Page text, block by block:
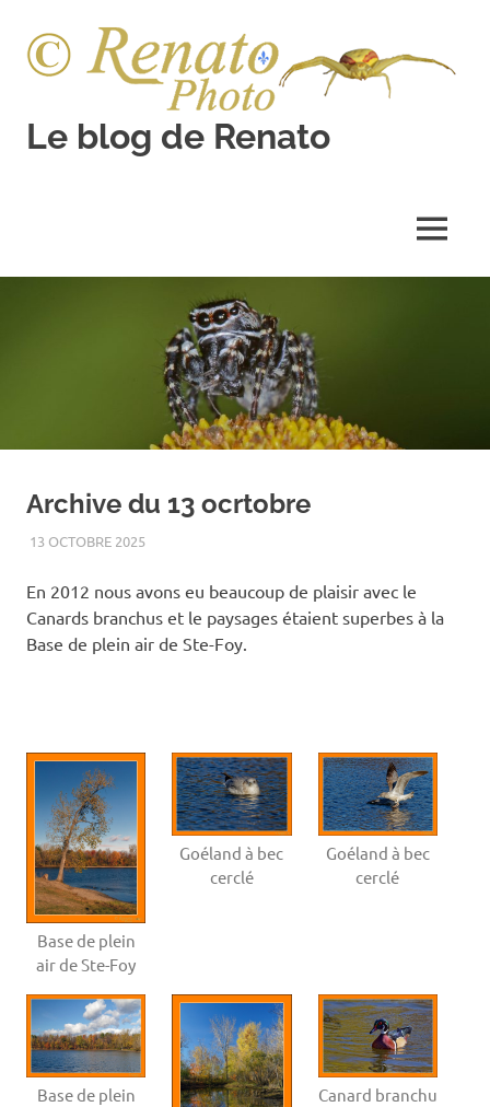
content
Le blog de Renato
MENU
Archive du 13 ocrtobre
13 OCTOBRE 2025RENATO
2012
En 2012 nous avons eu beaucoup de plaisir avec le
Canards branchus et le paysages étaient superbes à la
Base de plein air de Ste-Foy.
Base de plein
air de Ste-Foy
Goéland à bec
cerclé
Goéland à bec
cerclé
Base de plein
Canard branchu